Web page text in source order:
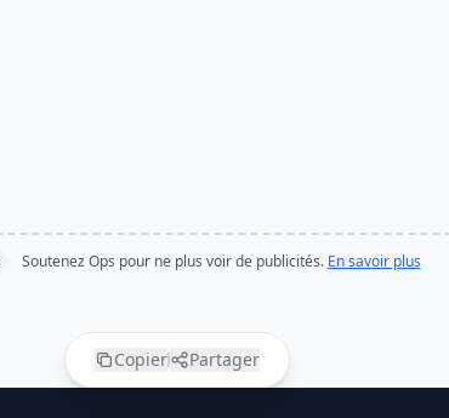
Soutenez Ops pour ne plus voir de publicités. En savoir plus
Copier Partager